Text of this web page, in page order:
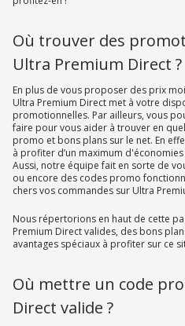
Où trouver des
Ultra Premium Direct ?
En plus de vous proposer des prix
Ultra Premium Direct met à votre
promotionnelles. Par ailleurs, vous
faire pour vous aider à trouver en
promo et bons plans sur le net. En
à profiter d’un maximum
Aussi, notre équipe fait en sorte de
ou encore des codes promo
chers vos commandes sur Ultra
Nous répertorions en haut de cette
Premium Direct valides, des bons
avantages spéciaux à profiter sur ce
Où mettre un code
Direct valide ?